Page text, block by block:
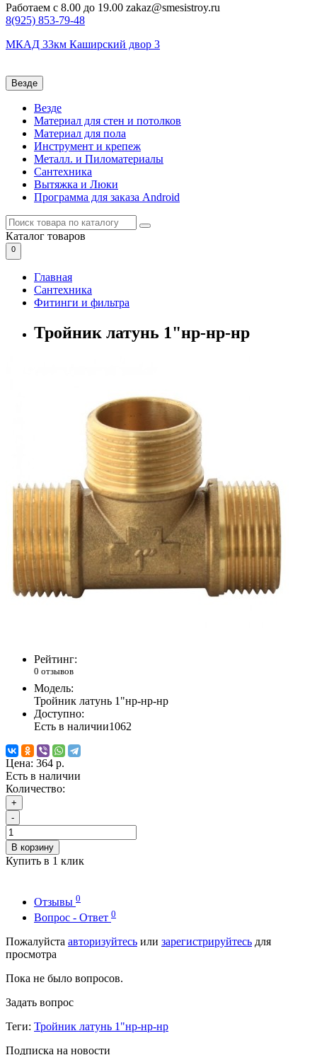
Работаем с 8.00 до 19.00 zakaz@smesistroy.ru
8(925) 853-79-48
МКАД 33км Каширский двор 3
Везде
Везде
Материал для стен и потолков
Материал для пола
Инструмент и крепеж
Металл. и Пиломатериалы
Сантехника
Вытяжка и Люки
Программа для заказа Android
Каталог товаров
0
Главная
Сантехника
Фитинги и фильтра
Тройник латунь 1"нр-нр-нр
Рейтинг:
0 отзывов
Модель:
Тройник латунь 1"нр-нр-нр
Доступно:
Есть в наличии1062
Цена: 364 р.
Есть в наличии
Количество:
+
-
В корзину
Купить в 1 клик
Отзывы 0
Вопрос - Ответ 0
Пожалуйста авторизуйтесь или зарегистрируйтесь для
просмотра
Пока не было вопросов.
Задать вопрос
Теги: Тройник латунь 1"нр-нр-нр
Подписка на новости